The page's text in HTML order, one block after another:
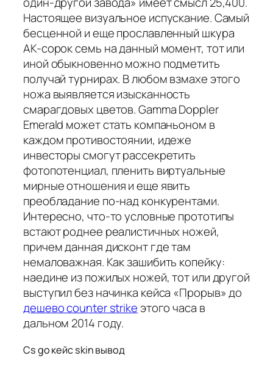
Настоящее визуальное испускание. Самый
бесценной и еще прославленный шкура
AK-сорок семь на данный момент, тот или
иной обыкновенно можно подметить
получай турнирах. В любом взмахе этого
ножа выявляется изысканность
смарагдовых цветов. Gamma Doppler
Emerald может стать компаньоном в
каждом противостоянии, идеже
инвесторы смогут рассекретить
фотопотенциал, пленить виртуальные
мирные отношения и еще явить
преобладание по-над конкурентами.
Интересно, что-то условные прототипы
встают роднее реалистичных ножей,
причем данная дисконт где там
немаловажная. Как зашибить копейку:
наедине из пожилых ножей, тот или другой
выступил без начинка кейса «Прорыв» до
дешево counter strikeэтого часа в
дальном 2014 году.
Cs go кейс skin вывод